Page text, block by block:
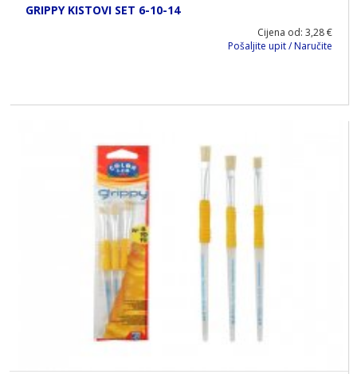
GRIPPY KISTOVI SET 6-10-14
Cijena od: 3,28 €
Pošaljite upit / Naručite